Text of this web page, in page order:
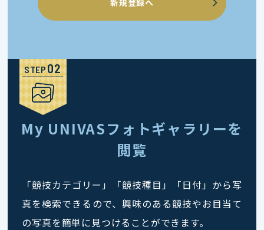
新規登録へ
STEP
My UNIVASフォトギャラリーを
閲覧
「競技カテゴリー」「競技種目」「日付」から写
真を検索できるので、興味のある競技やお目当て
の写真を簡単に見つけることができます。